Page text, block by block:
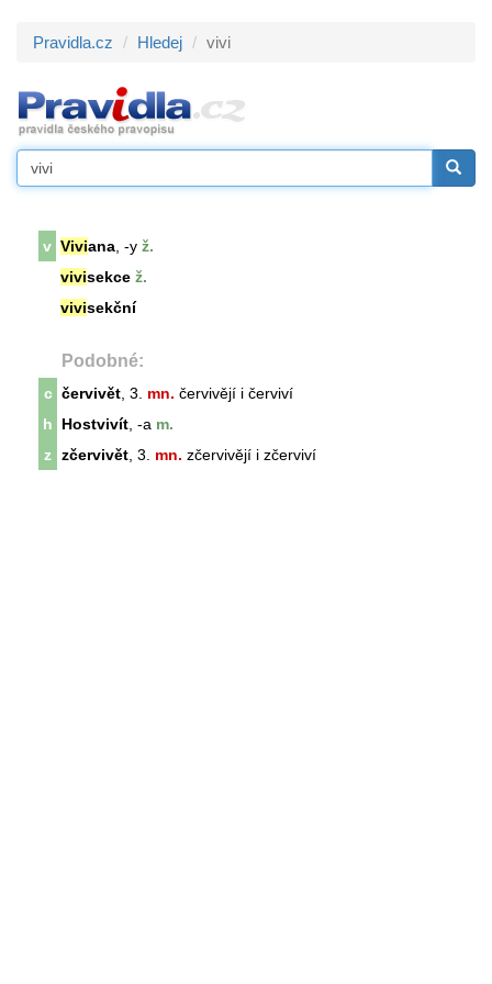
Pravidla.cz Hledej vivi
v Viviana , -y ž.
vivisekce ž.
vivisekční
Podobné:
c červivět , 3. mn. červivějí i červiví
h
Hostvivít , -a m.
z
zčervivět , 3. mn. zčervivějí i zčerviví